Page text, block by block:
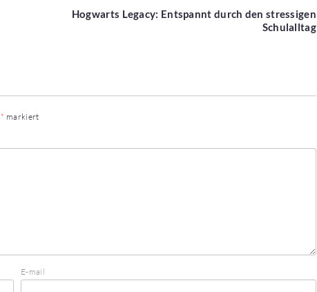
Hogwarts Legacy: Entspannt durch den stressigen
Schulalltag
* markiert
E-mail